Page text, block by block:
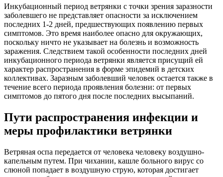
Инкубационный период ветрянки с точки зрения заразности
заболевшего не представляет опасности за исключением
последних 1-2 дней, предшествующих появлению первых
симптомов. Это время наиболее опасно для окружающих,
поскольку ничто не указывает на болезнь и возможность
заражения. Следствием такой особенности последних дней
инкубационного периода ветрянки является присущий ей
характер распространения в форме эпидемий в детских
коллективах. Заразным заболевший человек остается также в
течение всего периода проявления болезни: от первых
симптомов до пятого дня после последних высыпаний.
Пути распространения инфекции и
меры профилактики ветрянки
Ветряная оспа передается от человека человеку воздушно-
капельным путем. При чихании, кашле больного вирус со
слюной попадает в воздушную струю, которая достигает